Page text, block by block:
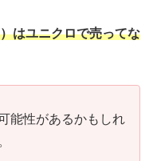
はユニクロで売ってな
能性があるかもしれ